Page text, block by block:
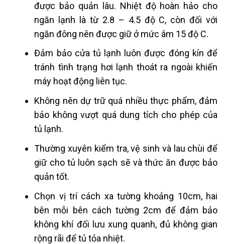
được bảo quản lâu. Nhiệt độ hoàn hảo cho
ngăn lạnh là từ 2.8 – 4.5 độ C, còn đối với
ngăn đông nên được giữ ở mức âm 15 độ C.
Đảm bảo cửa tủ lạnh luôn được đóng kín để
tránh tình trạng hơi lạnh thoát ra ngoài khiến
máy hoạt động liên tục.
Không nên dự trữ quá nhiều thực phẩm, đảm
bảo không vượt quá dung tích cho phép của
tủ lạnh.
Thường xuyên kiểm tra, vệ sinh và lau chùi để
giữ cho tủ luôn sạch sẽ và thức ăn được bảo
quản tốt.
Chọn vị trí cách xa tường khoảng 10cm, hai
bên mỗi bên cách tường 2cm để đảm bảo
không khí đối lưu xung quanh, đủ không gian
rộng rãi để tủ tỏa nhiệt.